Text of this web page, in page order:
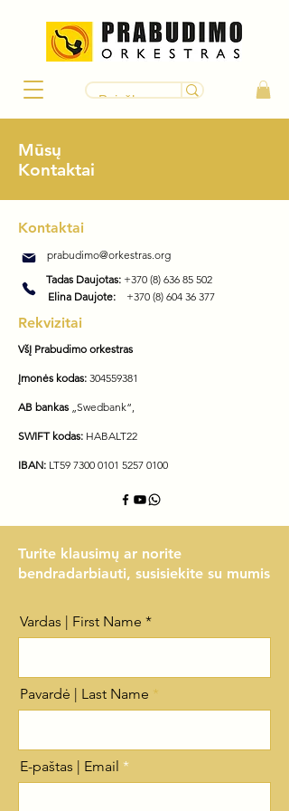
Mūsų
Kontaktai
Kontaktai
prabudimo@orkestras.org
Tadas Daujotas: +370 (8) 636 85 502
Elina Daujote:
+370 (8) 604 36 377
Rekvizitai
VšĮ Prabudimo orkestras
Įmonės kodas: 304559381
AB bankas „Swedbank“,
SWIFT kodas: HABALT22
IBAN: LT59 7300 0101 5257 0100
Turite klausimų ar norite
bendradarbiauti, susisiekite su mumis
Vardas | First Name
Pavardė | Last Name
E-paštas | Email